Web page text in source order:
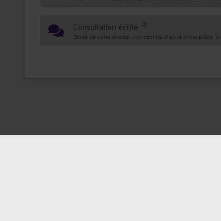
Consultation écrite
Etude de votre dossier + possibilité d'ajout d'une pièce